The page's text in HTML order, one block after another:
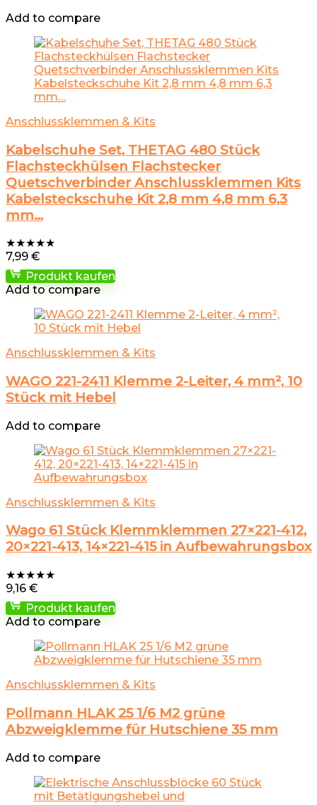
Add to compare
Anschlussklemmen & Kits
Kabelschuhe Set, THETAG 480 Stück
Flachsteckhülsen Flachstecker
Quetschverbinder Anschlussklemmen Kits
Kabelsteckschuhe Kit 2,8 mm 4,8 mm 6,3
mm…
★★★★★
7,99 €
Produkt kaufen
Add to compare
Anschlussklemmen & Kits
WAGO 221-2411 Klemme 2-Leiter, 4 mm², 10
Stück mit Hebel
Add to compare
Anschlussklemmen & Kits
Wago 61 Stück Klemmklemmen 27×221-412,
20×221-413, 14×221-415 in Aufbewahrungsbox
★★★★★
9,16 €
Produkt kaufen
Add to compare
Anschlussklemmen & Kits
Pollmann HLAK 25 1/6 M2 grüne
Abzweigklemme für Hutschiene 35 mm
Add to compare